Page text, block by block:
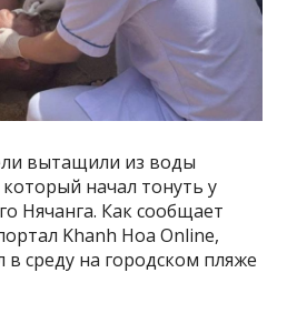
вытащили из воды
который начал тонуть у
Нячанга. Как сообщает
Khanh Hoa Online,
среду на городском пляже